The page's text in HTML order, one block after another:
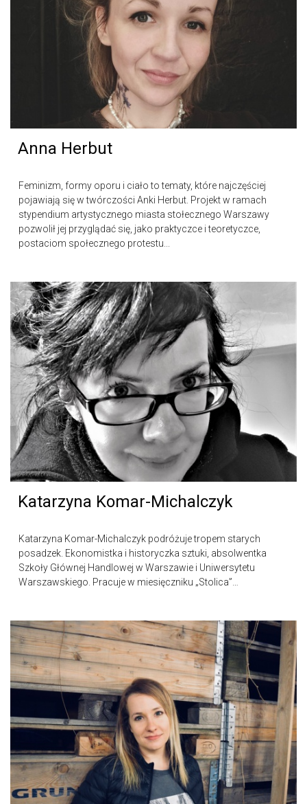
Anna Herbut
Feminizm, formy oporu i ciało to tematy, które najczęściej
pojawiają się w twórczości Anki Herbut. Projekt w ramach
stypendium artystycznego miasta stołecznego Warszawy
pozwolił jej przyglądać się, jako praktyczce i teoretyczce,
postaciom społecznego protestu...
Katarzyna Komar-Michalczyk
Katarzyna Komar-Michalczyk podróżuje tropem starych
posadzek. Ekonomistka i historyczka sztuki, absolwentka
Szkoły Głównej Handlowej w Warszawie i Uniwersytetu
Warszawskiego. Pracuje w miesięczniku „Stolica”…